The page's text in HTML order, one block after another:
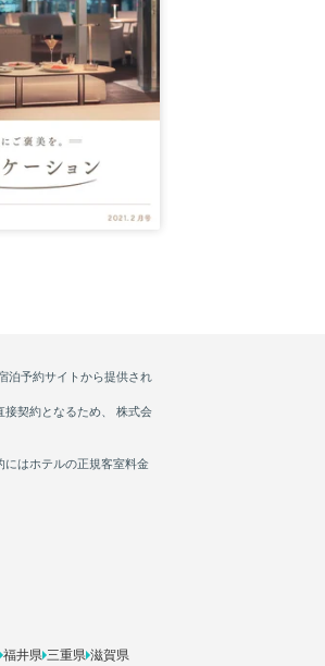
福井県 三重県 滋賀県